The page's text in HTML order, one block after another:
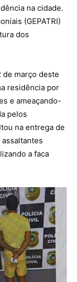
na cidade.
(GEPATRI)
dos
de março deste
residência por
e ameaçando-
pelos
na entrega de
a faca